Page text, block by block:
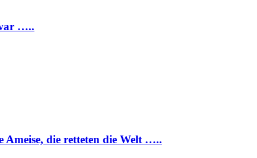
…..
Ameise, die retteten die Welt …..